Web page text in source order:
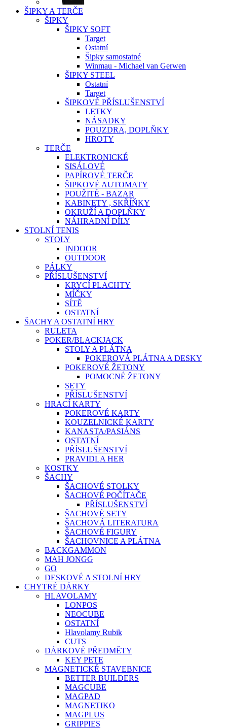
ŠIPKY A TERČE
ŠIPKY
ŠIPKY SOFT
Target
Ostatní
Šipky samostatné
Winmau - Michael van Gerwen
ŠIPKY STEEL
Ostatní
Target
ŠIPKOVÉ PŘÍSLUŠENSTVÍ
LETKY
NÁSADKY
POUZDRA, DOPLŇKY
HROTY
TERČE
ELEKTRONICKÉ
SISÁLOVÉ
PAPÍROVÉ TERČE
ŠIPKOVÉ AUTOMATY
POUŽITÉ - BAZAR
KABINETY , SKŘÍŇKY
OKRUŽÍ A DOPLŇKY
NÁHRADNÍ DÍLY
STOLNÍ TENIS
STOLY
INDOOR
OUTDOOR
PÁLKY
PŘÍSLUŠENSTVÍ
KRYCÍ PLACHTY
MÍČKY
SÍTĚ
OSTATNÍ
ŠACHY A OSTATNÍ HRY
RULETA
POKER/BLACKJACK
STOLY A PLÁTNA
POKEROVÁ PLÁTNA A DESKY
POKEROVÉ ŽETONY
POMOCNÉ ŽETONY
SETY
PŘÍSLUŠENSTVÍ
HRACÍ KARTY
POKEROVÉ KARTY
KOUZELNICKÉ KARTY
KANASTA/PASIÁNS
OSTATNÍ
PŘÍSLUŠENSTVÍ
PRAVIDLA HER
KOSTKY
ŠACHY
ŠACHOVÉ STOLKY
ŠACHOVÉ POČÍTAČE
PŘÍSLUŠENSTVÍ
ŠACHOVÉ SETY
ŠACHOVÁ LITERATURA
ŠACHOVÉ FIGURY
ŠACHOVNICE A PLÁTNA
BACKGAMMON
MAH JONGG
GO
DESKOVÉ A STOLNÍ HRY
CHYTRÉ DÁRKY
HLAVOLAMY
LONPOS
NEOCUBE
OSTATNÍ
Hlavolamy Rubik
CUTS
DÁRKOVÉ PŘEDMĚTY
KEY PETE
MAGNETICKÉ STAVEBNICE
BETTER BUILDERS
MAGCUBE
MAGPAD
MAGNETIKO
MAGPLUS
GRIPPIES